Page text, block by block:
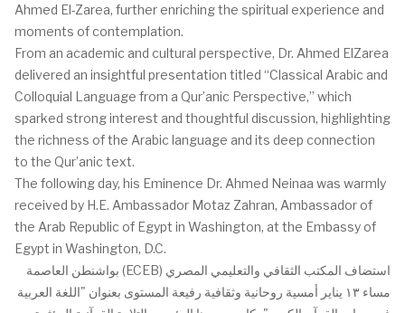
Ahmed El-Zarea, further enriching the spiritual experience and
moments of contemplation.
From an academic and cultural perspective, Dr. Ahmed ElZarea
delivered an insightful presentation titled “Classical Arabic and
Colloquial Language from a Qur’anic Perspective,” which
sparked strong interest and thoughtful discussion, highlighting
the richness of the Arabic language and its deep connection
to the Qur’anic text.
The following day, his Eminence Dr. Ahmed Neinaa was warmly
received by H.E. Ambassador Motaz Zahran, Ambassador of
the Arab Republic of Egypt in Washington, at the Embassy of
Egypt in Washington, D.C.
استضاف المكتب الثقافي والتعليمي المصري (ECEB) بواشنطن العاصمة
مساء ١٣ يناير أمسية روحانية وثقافية رفيعة المستوى بعنوان "اللغة العربية